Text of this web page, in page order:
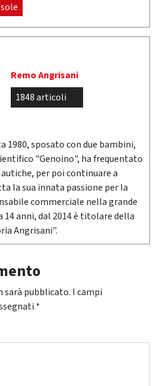
sole
Remo Angrisani
1848 articoli
1980, sposato con due bambini,
"Genoino", ha frequentato
per poi continuare a
la sua innata passione per la
commerciale nella grande
anni, dal 2014 è titolare della
Angrisani".
sarà pubblicato. I campi
*